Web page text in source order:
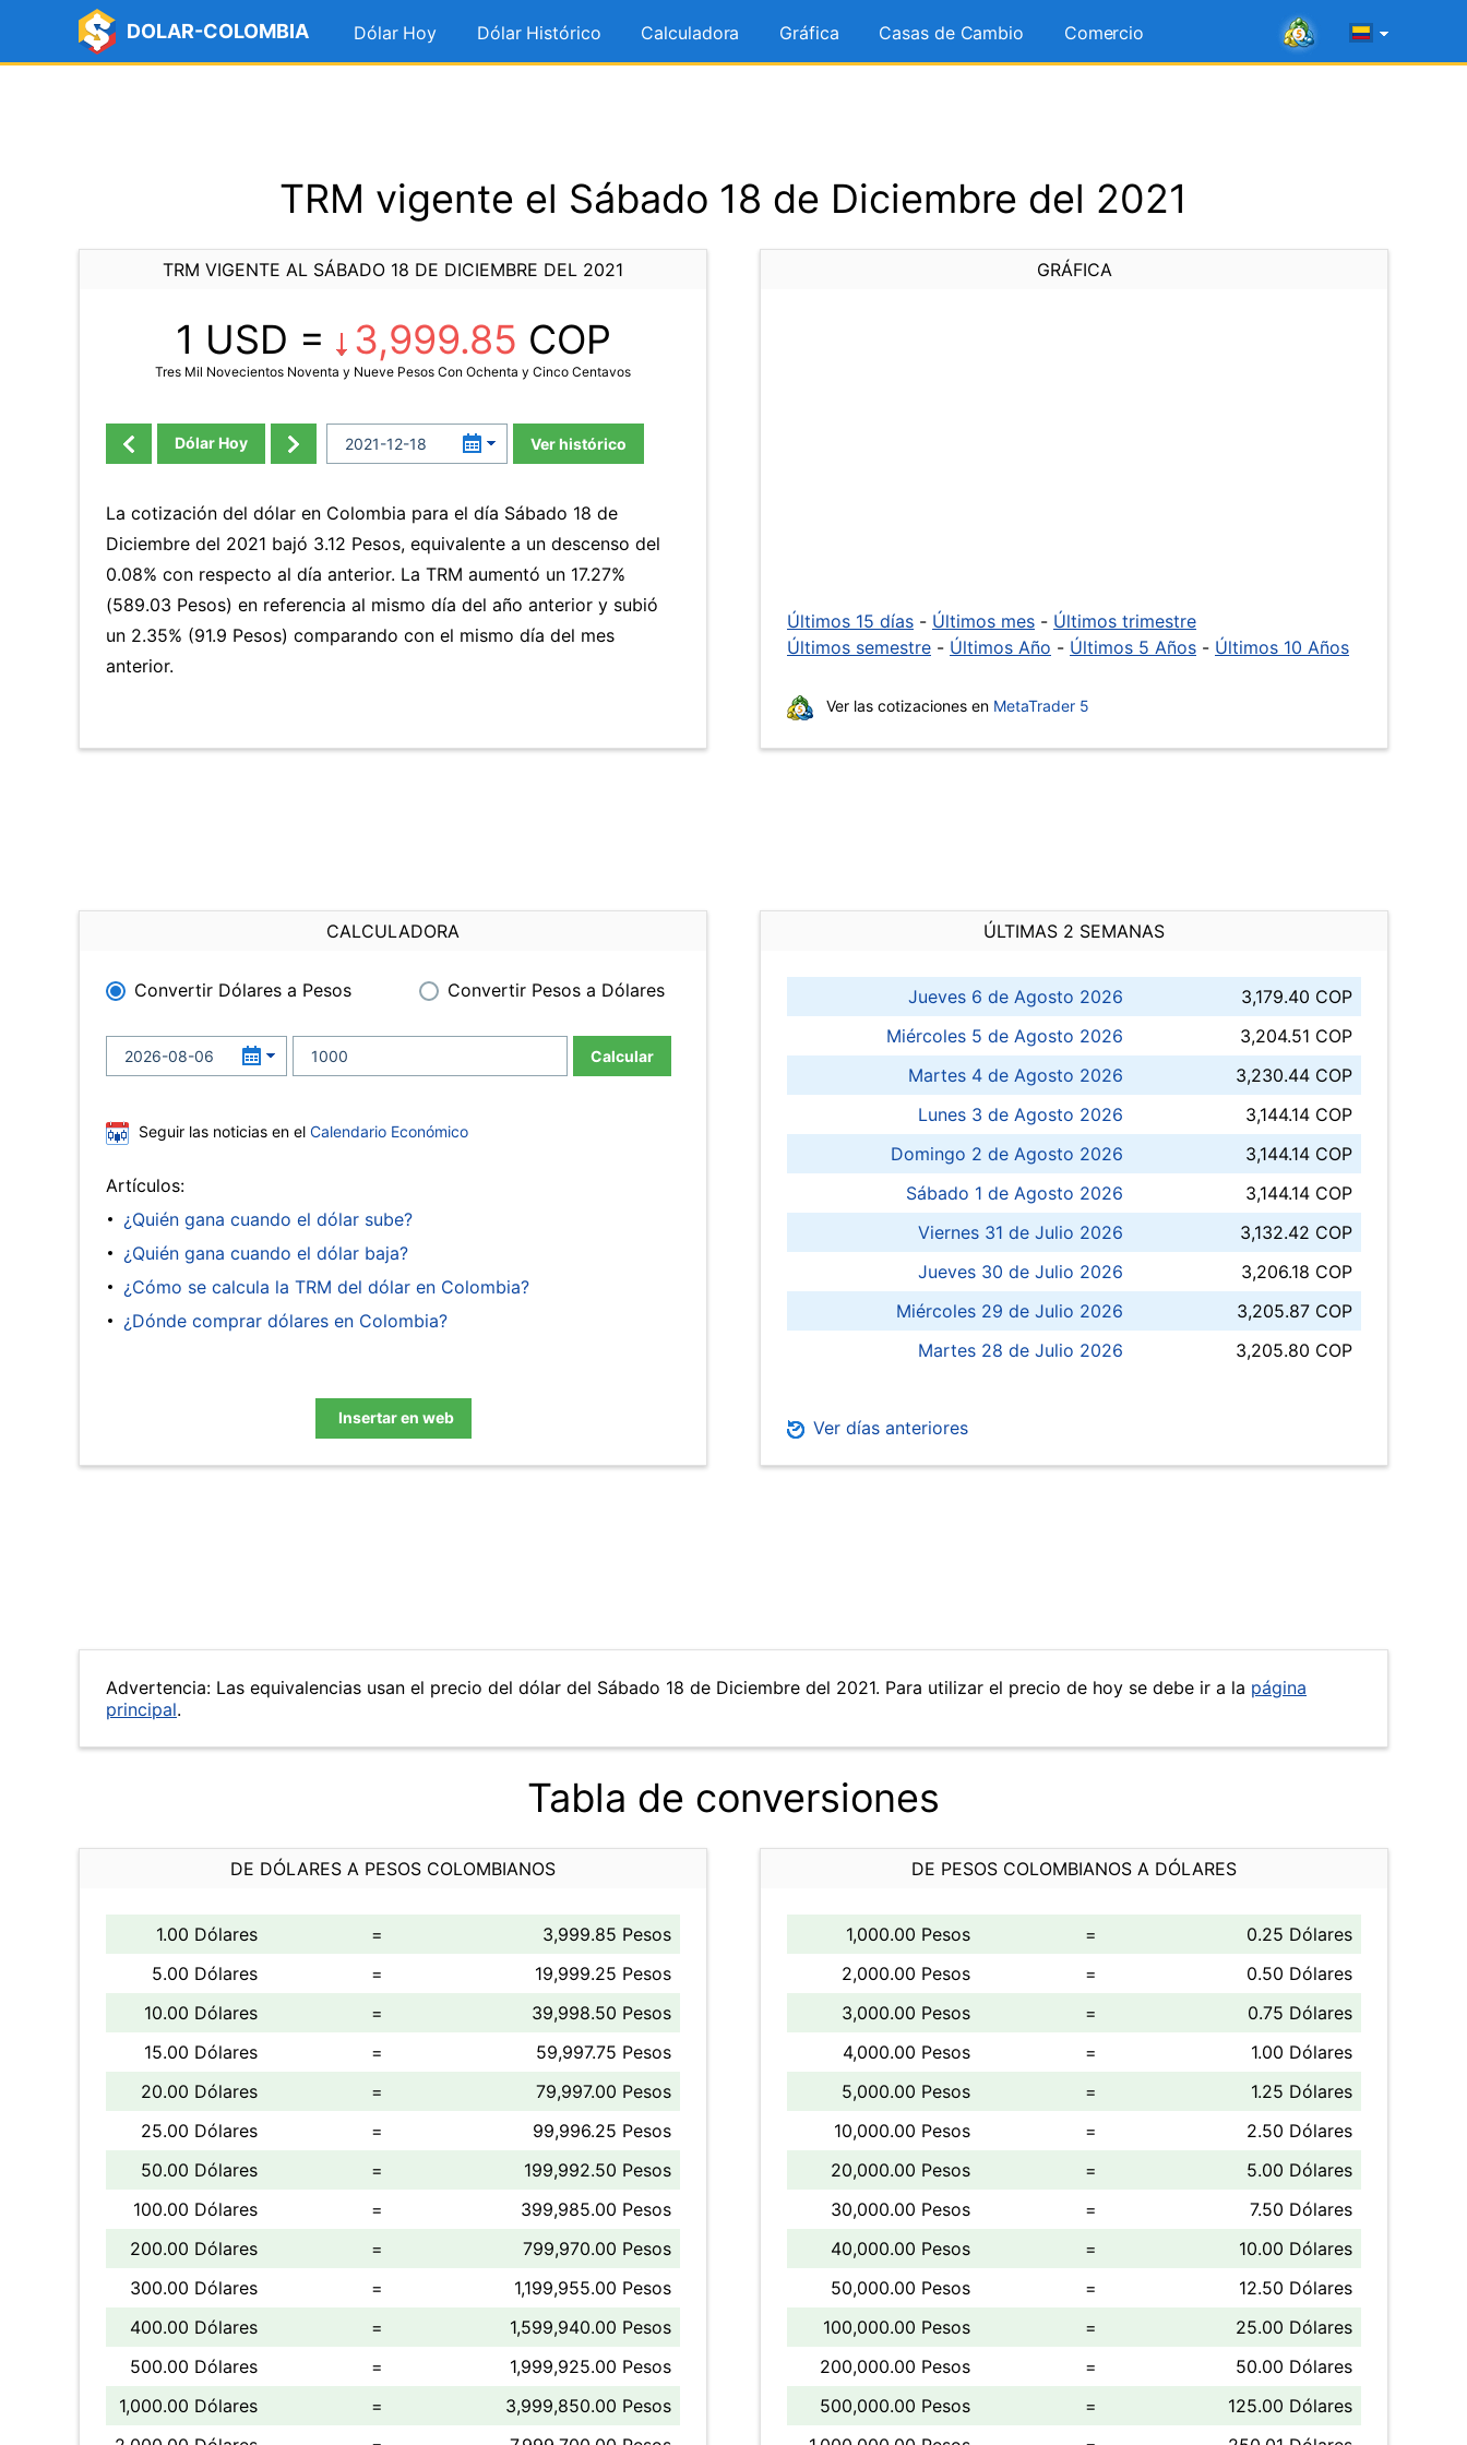
DOLAR-COLOMBIA Dólar Hoy Dólar Histórico Calculadora Gráfica Casas de Cambio Comercio
TRM vigente el Sábado 18 de Diciembre del 2021
TRM VIGENTE AL SÁBADO 18 DE DICIEMBRE DEL 2021
1 USD = 3,999.85 COP
Tres Mil Novecientos Noventa y Nueve Pesos Con Ochenta y Cinco Centavos
Dólar Hoy Ver histórico
La cotización del dólar en Colombia para el día Sábado 18 de
Diciembre del 2021 bajó 3.12 Pesos, equivalente a un descenso del
0.08% con respecto al día anterior. La TRM aumentó un 17.27%
(589.03 Pesos) en referencia al mismo día del año anterior y subió
un 2.35% (91.9 Pesos) comparando con el mismo día del mes
anterior.
GRÁFICA
Últimos 15 días - Últimos mes - Últimos trimestre
Últimos semestre - Últimos Año - Últimos 5 Años - Últimos 10 Años
Ver las cotizaciones en MetaTrader 5
CALCULADORA
Convertir Dólares a Pesos Convertir Pesos a Dólares
Calcular
Seguir las noticias en el Calendario Económico
Artículos:
¿Quién gana cuando el dólar sube?
¿Quién gana cuando el dólar baja?
¿Cómo se calcula la TRM del dólar en Colombia?
¿Dónde comprar dólares en Colombia?
Insertar en web
ÚLTIMAS 2 SEMANAS
Jueves 6 de Agosto 2026
3,179.40 COP
Miércoles 5 de Agosto 2026
3,204.51 COP
Martes 4 de Agosto 2026
3,230.44 COP
Lunes 3 de Agosto 2026
3,144.14 COP
Domingo 2 de Agosto 2026
3,144.14 COP
Sábado 1 de Agosto 2026
3,144.14 COP
Viernes 31 de Julio 2026
3,132.42 COP
Jueves 30 de Julio 2026
3,206.18 COP
Miércoles 29 de Julio 2026
3,205.87 COP
Martes 28 de Julio 2026
3,205.80 COP
Ver días anteriores
Advertencia: Las equivalencias usan el precio del dólar del Sábado 18 de Diciembre del 2021. Para utilizar el precio de hoy se debe ir a la página
principal.
Tabla de conversiones
DE DÓLARES A PESOS COLOMBIANOS
1.00 Dólares =
3,999.85 Pesos
5.00 Dólares
=
19,999.25 Pesos
10.00 Dólares
=
39,998.50 Pesos
15.00 Dólares
=
59,997.75 Pesos
20.00 Dólares
=
79,997.00 Pesos
25.00 Dólares
=
99,996.25 Pesos
50.00 Dólares
=
199,992.50 Pesos
100.00 Dólares
=
399,985.00 Pesos
200.00 Dólares
=
799,970.00 Pesos
300.00 Dólares
=
1,199,955.00 Pesos
400.00 Dólares
=
1,599,940.00 Pesos
500.00 Dólares
=
1,999,925.00 Pesos
1,000.00 Dólares
=
3,999,850.00 Pesos
DE PESOS COLOMBIANOS A DÓLARES
1,000.00 Pesos =
0.25 Dólares
2,000.00 Pesos
=
0.50 Dólares
3,000.00 Pesos
=
0.75 Dólares
4,000.00 Pesos
=
1.00 Dólares
5,000.00 Pesos
=
1.25 Dólares
10,000.00 Pesos
=
2.50 Dólares
20,000.00 Pesos
=
5.00 Dólares
30,000.00 Pesos
=
7.50 Dólares
40,000.00 Pesos
=
10.00 Dólares
50,000.00 Pesos
=
12.50 Dólares
100,000.00 Pesos
=
25.00 Dólares
200,000.00 Pesos
=
50.00 Dólares
500,000.00 Pesos
=
125.00 Dólares